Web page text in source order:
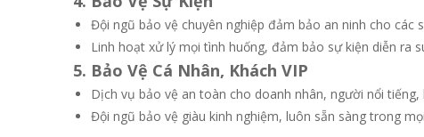
Đội ngũ bảo vệ chuyên nghiệp đảm bảo an ninh cho các
Linh hoạt xử lý mọi tình huống, đảm bảo sự kiện diễn ra
5. Bảo Vệ Cá Nhân, Khách VIP
Dịch vụ bảo vệ an toàn cho doanh nhân, người nổi tiếng,
Đội ngũ bảo vệ giàu kinh nghiệm, luôn sẵn sàng trong